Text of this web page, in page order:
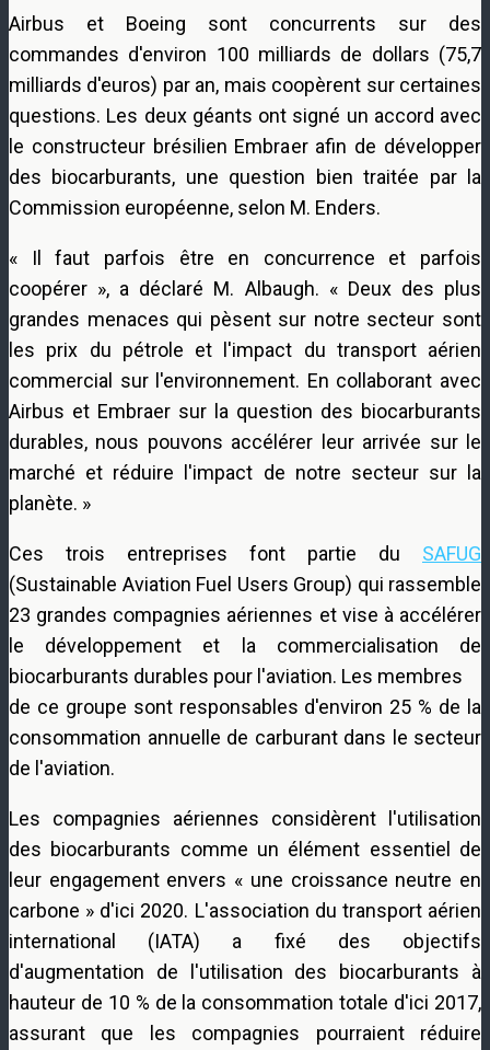
Airbus et Boeing sont concurrents sur des
commandes d'environ 100 milliards de dollars (75,7
milliards d'euros) par an, mais coopèrent sur certaines
questions. Les deux géants ont signé un accord avec
le constructeur brésilien Embraer afin de développer
des biocarburants, une question bien traitée par la
Commission européenne, selon M. Enders.
« Il faut parfois être en concurrence et parfois
coopérer », a déclaré M. Albaugh. « Deux des plus
grandes menaces qui pèsent sur notre secteur sont
les prix du pétrole et l'impact du transport aérien
commercial sur l'environnement. En collaborant avec
Airbus et Embraer sur la question des biocarburants
durables, nous pouvons accélérer leur arrivée sur le
marché et réduire l'impact de notre secteur sur la
planète. »
Ces trois entreprises font partie du SAFUG
(Sustainable Aviation Fuel Users Group) qui rassemble
23 grandes compagnies aériennes et vise à accélérer
le développement et la commercialisation de
biocarburants durables pour l'aviation. Les membres
de ce groupe sont responsables d'environ 25 % de la
consommation annuelle de carburant dans le secteur
de l'aviation.
Les compagnies aériennes considèrent l'utilisation
des biocarburants comme un élément essentiel de
leur engagement envers « une croissance neutre en
carbone » d'ici 2020. L'association du transport aérien
international (IATA) a fixé des objectifs
d'augmentation de l'utilisation des biocarburants à
hauteur de 10 % de la consommation totale d'ici 2017,
assurant que les compagnies pourraient réduire